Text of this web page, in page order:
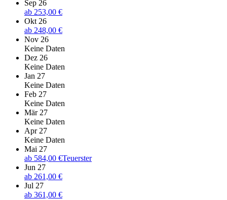
Sep 26
ab 253,00 €
Okt 26
ab 248,00 €
Nov 26
Keine Daten
Dez 26
Keine Daten
Jan 27
Keine Daten
Feb 27
Keine Daten
Mär 27
Keine Daten
Apr 27
Keine Daten
Mai 27
ab 584,00 €Teuerster
Jun 27
ab 261,00 €
Jul 27
ab 361,00 €